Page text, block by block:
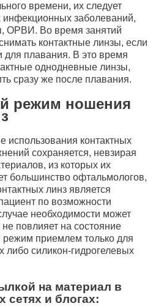
времени, их следует
заболеваний,
ОРВИ. Во время занятий
контактные линзы, если
для плавания. В это время
однодневные линзы,
сразу же после плавания.
режим ношения
контактных
сохраняется, невзирая
из которых их
большинство офтальмологов,
линз является
по возможности
необходимости может
повлияет на состояние
режим приемлем только для
либо силикон-гидрогелевых
на материал в
сетях и блогах: